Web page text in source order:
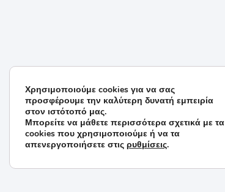
Χρησιμοποιούμε cookies για να σας
προσφέρουμε την καλύτερη δυνατή εμπειρία
στον ιστότοπό μας.
Μπορείτε να μάθετε περισσότερα σχετικά με τα
cookies που χρησιμοποιούμε ή να τα
απενεργοποιήσετε στις ρυθμίσεις.